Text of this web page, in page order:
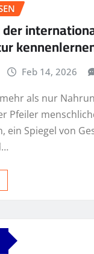
Feb 14, 2026
als nur
Pfeiler
ein Spiegel von